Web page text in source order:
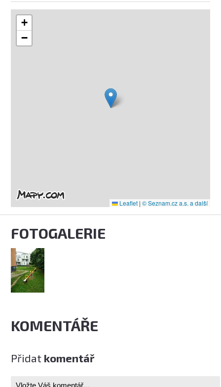
+
−
Leaflet | © Seznam.cz a.s. a další
FOTOGALERIE
KOMENTÁŘE
Přidat komentář